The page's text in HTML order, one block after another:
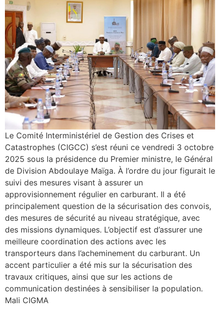
Le Comité Interministériel de Gestion des Crises et
Catastrophes (CIGCC) s’est réuni ce vendredi 3 octobre
2025 sous la présidence du Premier ministre, le Général
de Division Abdoulaye Maïga. À l’ordre du jour figurait le
suivi des mesures visant à assurer un
approvisionnement régulier en carburant. Il a été
principalement question de la sécurisation des convois,
des mesures de sécurité au niveau stratégique, avec
des missions dynamiques. L’objectif est d’assurer une
meilleure coordination des actions avec les
transporteurs dans l’acheminement du carburant. Un
accent particulier a été mis sur la sécurisation des
travaux critiques, ainsi que sur les actions de
communication destinées à sensibiliser la population.
Mali CIGMA